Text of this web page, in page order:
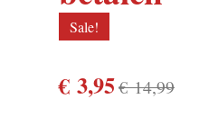
Sale!
€ 3,95€ 14,99